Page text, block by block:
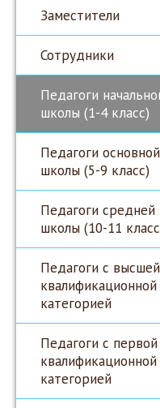
Заместители
Сотрудники
Педагоги
школы (1-4 класс)
Педагоги основной
школы (5-9 класс)
Педагоги средней
школы (10-11
Педагоги с высшей
квалификационной
категорией
Педагоги с первой
квалификационной
категорией